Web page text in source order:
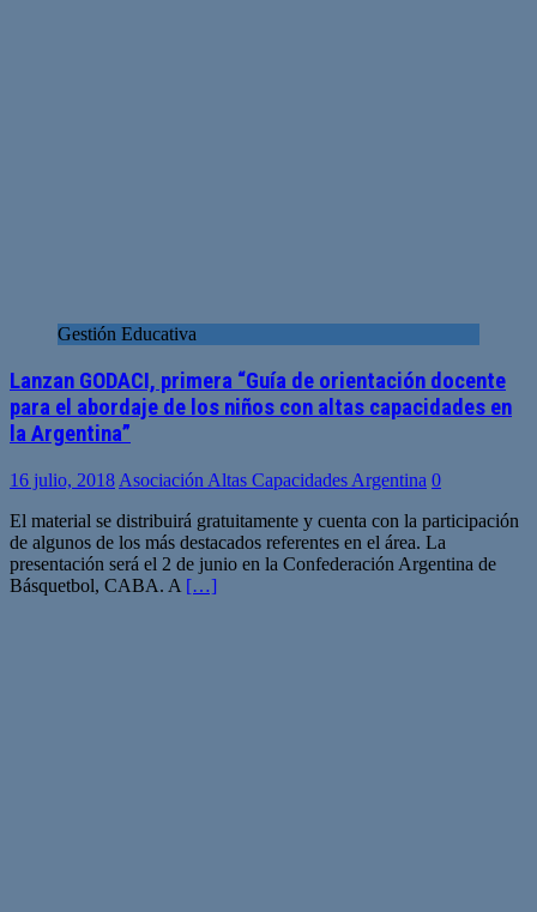
Gestión Educativa
Lanzan GODACI, primera “Guía de orientación docente
para el abordaje de los niños con altas capacidades en
la Argentina”
16 julio, 2018 Asociación Altas Capacidades Argentina 0
El material se distribuirá gratuitamente y cuenta con la participación
de algunos de los más destacados referentes en el área. La
presentación será el 2 de junio en la Confederación Argentina de
Básquetbol, CABA. A […]